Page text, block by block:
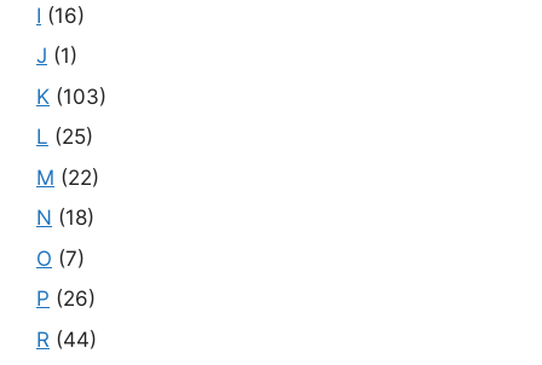
I (16)
J (1)
K (103)
L (25)
M (22)
N (18)
O (7)
P (26)
R (44)